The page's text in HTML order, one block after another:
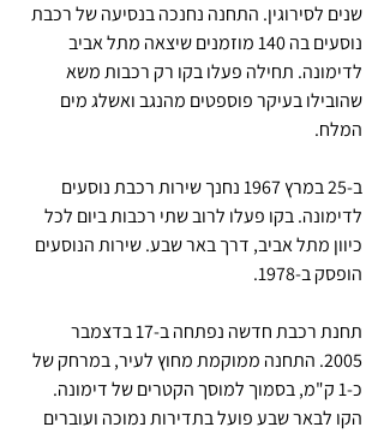
שנים לסירוגין. התחנה נחנכה בנסיעה של רכבת
נוסעים בה 140 מוזמנים שיצאה מתל אביב
לדימונה. תחילה פעלו בקו רק רכבות משא
שהובילו בעיקר פוספטים מהנגב ואשלג מים
המלח.
ב-25 במרץ 1967 נחנך שירות רכבת נוסעים
לדימונה. בקו פעלו לרוב שתי רכבות ביום לכל
כיוון מתל אביב, דרך באר שבע. שירות הנוסעים
הופסק ב-1978.
תחנת רכבת חדשה נפתחה ב-17 בדצמבר
2005. התחנה ממוקמת מחוץ לעיר, במרחק של
כ-1 ק"מ, בסמוך למוסך הקטרים של דימונה.
הקו לבאר שבע פועל בתדירות נמוכה ועוברים